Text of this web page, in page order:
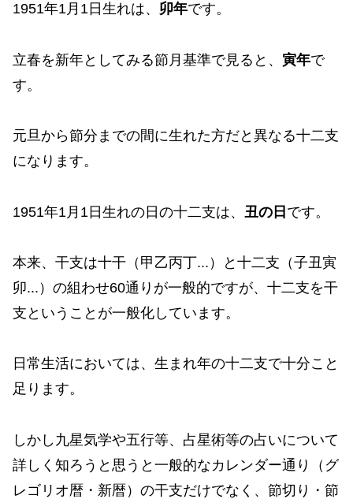
1951年1月1日生れは、 卯年です。
立春を新年としてみる節月基準で見ると、 寅年で
す。
元旦から節分までの間に生れた方だと異なる十二支
になります。
1951年1月1日生れの日の十二支は、 丑の日 です。
本来、干支は十干（甲乙丙丁...）と十二支（子丑寅
卯...）の組わせ60通りが一般的ですが、十二支を干
支ということが一般化しています。
日常生活においては、生まれ年の十二支で十分こと
足ります。
しかし九星気学や五行等、占星術等の占いについて
詳しく知ろうと思うと一般的なカレンダー通り（グ
レゴリオ暦・新暦）の干支だけでなく、節切り・節